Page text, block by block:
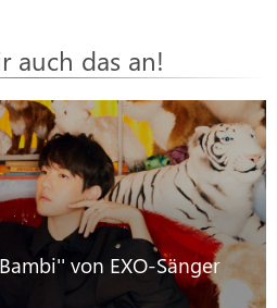
auch das an!
von EXO-Sänger